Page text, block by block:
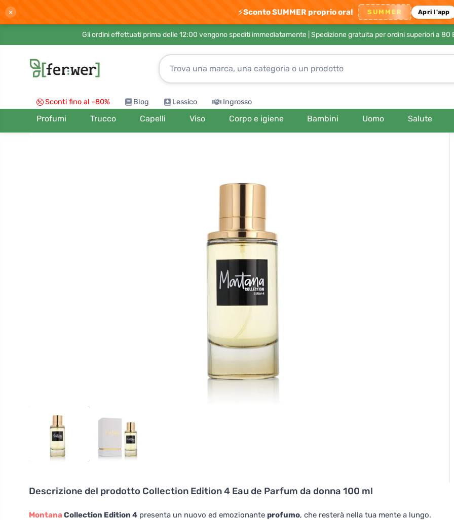
× ⚡Sconto SUMMER proprio ora! SUMMER Apri l'app
Gli ordini effettuati prima delle 12:00 vengono spediti immediatamente | Spedizione gratuita per ordini superiori a 80
Sconti fino al -80% Blog Lessico Ingrosso
Profumi Trucco Capelli Viso Corpo e igiene Bambini Uomo Salute
Descrizione del prodotto Collection Edition 4 Eau de Parfum da donna 100 ml
Montana Collection Edition 4 presenta un nuovo ed emozionante profumo, che resterà nella tua mente a lungo.